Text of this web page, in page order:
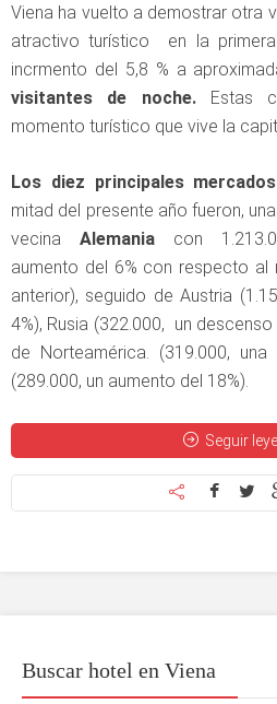
Viena ha vuelto a demostrar otra
atractivo turístico en la
incrmento del 5,8 % a
visitantes de noche. Estas
momento turístico que vive la
Los diez principales
mitad del presente año fueron,
vecina Alemania con
aumento del 6% con respecto
anterior), seguido de Austria
4%), Rusia (322.000, un
de Norteamérica. (319.000,
(289.000, un aumento del 18%).
Seguir
Buscar hotel en Viena